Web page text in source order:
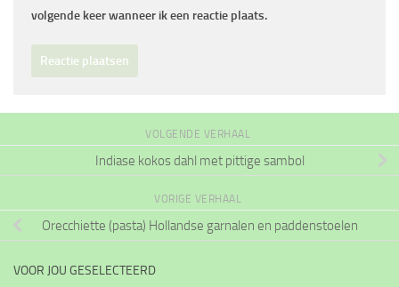
volgende keer wanneer ik een reactie plaats.
VOLGENDE VERHAAL
Indiase kokos dahl met pittige sambol
VORIGE VERHAAL
Orecchiette (pasta) Hollandse garnalen en paddenstoelen
VOOR JOU GESELECTEERD